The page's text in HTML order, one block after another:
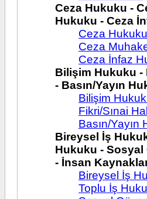
Ceza Hukuku -
Hukuku - Ceza
Ceza Hukuku
Ceza
Ceza İnfaz
Bilişim Hukuku -
- Basın/Yayın
Bilişim
Fikri/Sınai
Basın/Yayın
Bireysel İş
Hukuku -
- İnsan
Bireysel İş
Toplu İş